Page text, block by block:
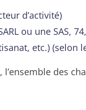
d’activité)
ou une SAS,
etc.) (selon
des